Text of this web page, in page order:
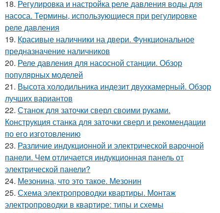
18. Регулировка и настройка реле давления воды для
насоса. Термины, использующиеся при регулировке
реле давления
19. Красивые наличники на двери. Функциональное
предназначение наличников
20. Реле давления для насосной станции. Обзор
популярных моделей
21. Высота холодильника индезит двухкамерный. Обзор
лучших вариантов
22. Станок для заточки сверл своими руками.
Конструкция станка для заточки сверл и рекомендации
по его изготовлению
23. Различие индукционной и электрической варочной
панели. Чем отличается индукционная панель от
электрической панели?
24. Мезонина, что это такое. Мезонин
25. Схема электропроводки квартиры. Монтаж
электропроводки в квартире: типы и схемы